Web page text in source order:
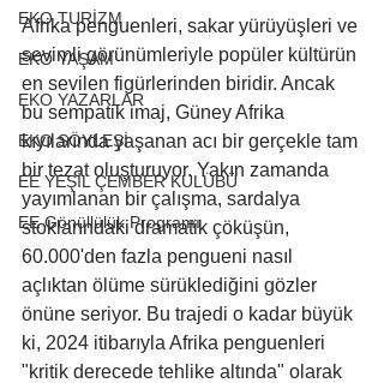
EKO TURİZM
EKO YAŞAM
EKO YAZARLAR
EKO SÖYLEŞİ
EE YEŞİL ÇEMBER KULÜBÜ
EE Gönüllülük Programı
Afrika penguenleri, sakar yürüyüşleri ve
sevimli görünümleriyle popüler kültürün
en sevilen figürlerinden biridir. Ancak
bu sempatik imaj, Güney Afrika
kıyılarında yaşanan acı bir gerçekle tam
bir tezat oluşturuyor. Yakın zamanda
yayımlanan bir çalışma, sardalya
stoklarındaki dramatik çöküşün,
60.000'den fazla pengueni nasıl
açlıktan ölüme sürüklediğini gözler
önüne seriyor. Bu trajedi o kadar büyük
ki, 2024 itibarıyla Afrika penguenleri
"kritik derecede tehlike altında" olarak